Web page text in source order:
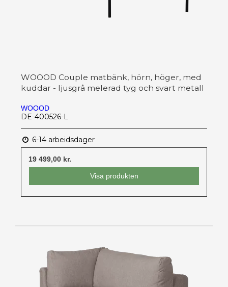
WOOOD Couple matbänk, hörn, höger, med
kuddar - ljusgrå melerad tyg och svart metall
WOOOD
DE-400526-L
6-14 arbeidsdager
19 499,00 kr.
Visa produkten